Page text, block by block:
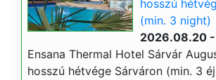
hosszú
(min. 3 night)
2026.08.20
Ensana Thermal Hotel Sárvár
hosszú hétvége Sárváron (min. 3